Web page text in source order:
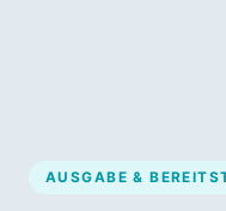
AUSGABE &